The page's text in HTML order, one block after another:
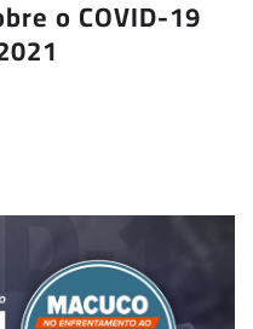
o COVID-19